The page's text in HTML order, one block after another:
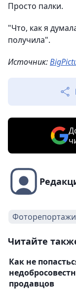
Просто палки.
"Что, как я
получила".
Источник:
Фоторепортажи
Читайте
Как не
продавцов